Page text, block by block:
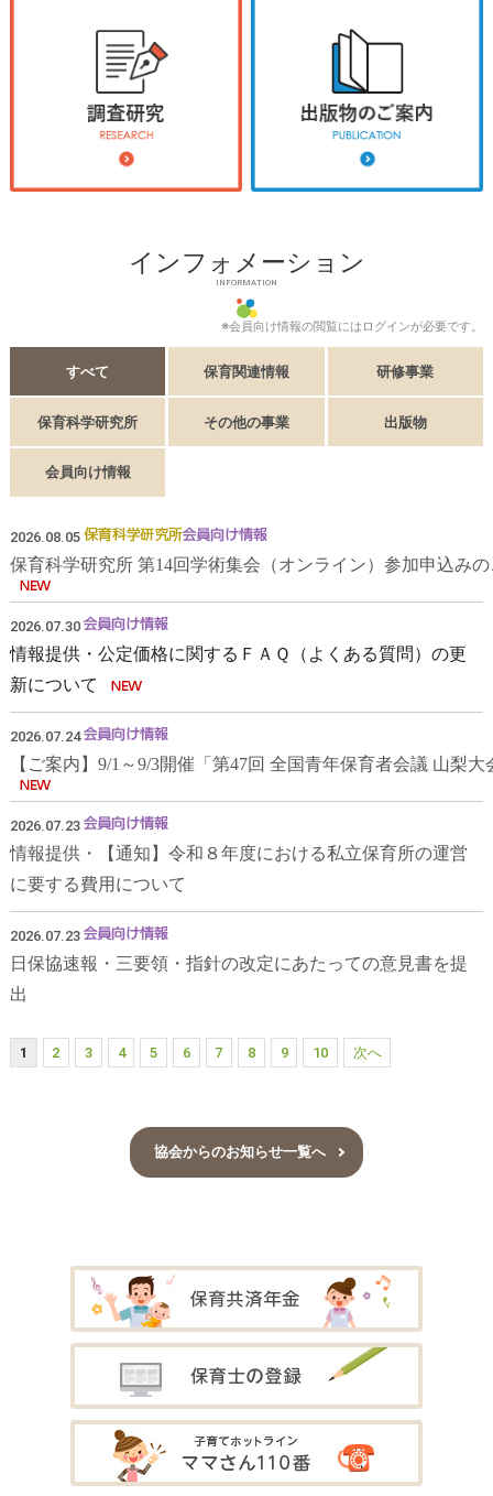
インフォメーション
INFORMATION
※会員向け情報の閲覧にはログインが必要です。
すべて 保育関連情報 研修事業
保育科学研究所 その他の事業 出版物
会員向け情報
2026.08.05
保育科学研究所 第14回学術集会（オンライン）参加申込み
2026.07.30
情報提供・公定価格に関するＦＡＱ（よくある質問）の更
新について
2026.07.24
【ご案内】9/1～9/3開催「第47回 全国青年保育者会議 山梨
2026.07.23
情報提供・【通知】令和８年度における私立保育所の運営
に要する費用について
2026.07.23
日保協速報・三要領・指針の改定にあたっての意見書を提
出
1 2 3 4 5 6 7 8 9 10 次へ
協会からのお知らせ一覧へ